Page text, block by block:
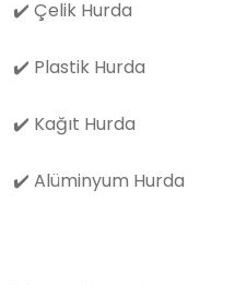
✔️ Çelik Hurda
✔️ Plastik Hurda
✔️ Kağıt Hurda
✔️ Alüminyum Hurda